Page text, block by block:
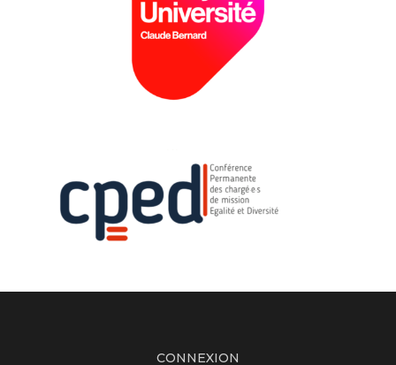
CONNEXION